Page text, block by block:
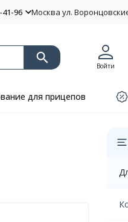
41-96 Москва ул.
Войти
для прицепов